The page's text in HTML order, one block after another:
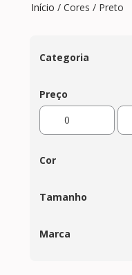
Início / Cores / Preto
Categoria
Preço
Cor
Tamanho
Marca